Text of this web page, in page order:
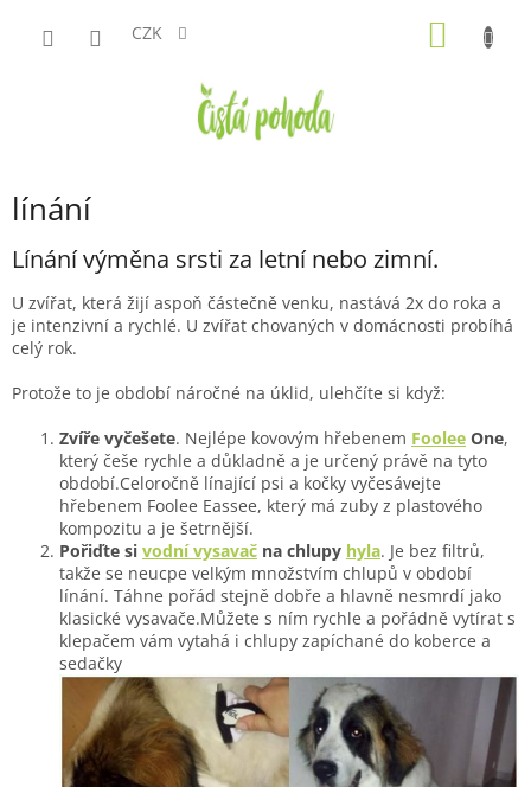
CZK
línání
Línání výměna srsti za letní nebo zimní.
U zvířat, která žijí aspoň částečně venku, nastává 2x do roka a
je intenzivní a rychlé. U zvířat chovaných v domácnosti probíhá
celý rok.
Protože to je období náročné na úklid, ulehčíte si když:
Zvíře vyčešete. Nejlépe kovovým hřebenem Foolee One,
který češe rychle a důkladně a je určený právě na tyto
období.Celoročně línající psi a kočky vyčesávejte
hřebenem Foolee Eassee, který má zuby z plastového
kompozitu a je šetrnější.
Pořiďte si vodní vysavač na chlupy hyla. Je bez filtrů,
takže se neucpe velkým množstvím chlupů v období
línání. Táhne pořád stejně dobře a hlavně nesmrdí jako
klasické vysavače.Můžete s ním rychle a pořádně vytírat s
klepačem vám vytahá i chlupy zapíchané do koberce a
sedačky